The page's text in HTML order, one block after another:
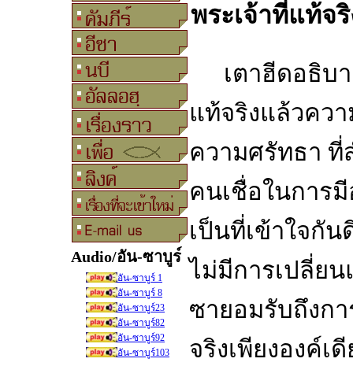
Audio/อัน-ซาบูร
อัน-ซาบูร์ 1
อัน-ซาบูร์ 8
อัน-ซาบูร์23
อัน-ซาบูร์82
อัน-ซาบูร์92
อัน-ซาบูร์103
พระเจ้าที่แท้จ
เตาฮีดอธิบ
แท้จริงแล้วคว
ความศรัทธา
คนเชื่อในการมี
เป็นที่เข้าใจกั
ไม่มีการเปลี่ย
ซายอมรับถึงก
จริงเพียงองค์